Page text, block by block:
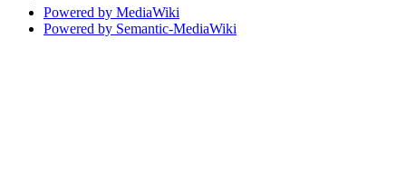
Powered by MediaWiki
Powered by Semantic-MediaWiki